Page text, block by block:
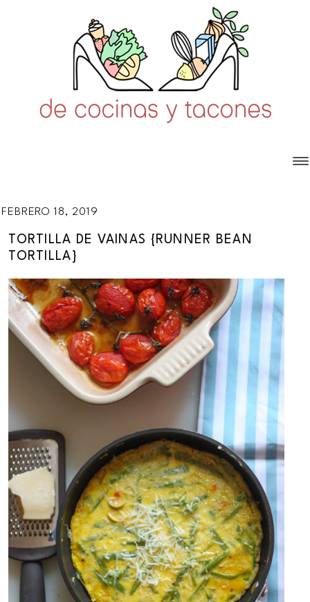
FEBRERO 18, 2019
TORTILLA DE VAINAS {RUNNER BEAN
TORTILLA}